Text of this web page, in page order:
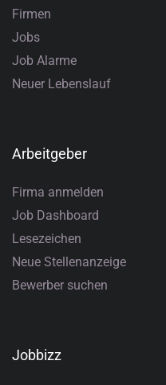
Firmen
Jobs
Job Alarme
Neuer Lebenslauf
Arbeitgeber
Firma anmelden
Job Dashboard
Lesezeichen
Neue Stellenanzeige
Bewerber suchen
Jobbizz